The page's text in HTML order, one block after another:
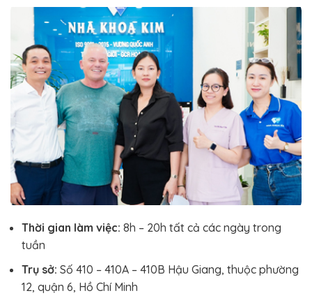
Thời gian làm việc: 8h – 20h tất cả các ngày trong
tuần
Trụ sở: Số 410 – 410A – 410B Hậu Giang, thuộc phường
12, quận 6, Hồ Chí Minh